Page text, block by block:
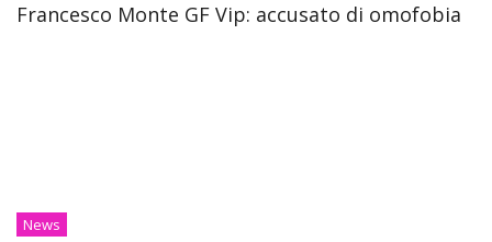
Francesco Monte GF Vip: accusato di omofobia
News